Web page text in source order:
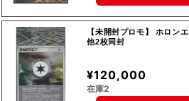
【未開封プロモ】 ホロン
他2枚同封
¥120,000
在庫2